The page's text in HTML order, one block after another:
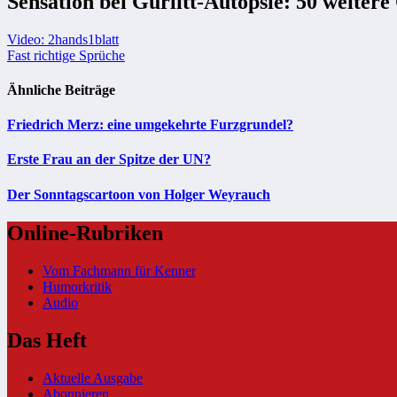
Beitragsnavigation
Video: 2hands1blatt
Fast richtige Sprüche
Ähnliche Beiträge
Friedrich Merz: eine umgekehrte Furzgrundel?
Erste Frau an der Spitze der UN?
Der Sonntagscartoon von Holger Weyrauch
Online-Rubriken
Vom Fachmann für Kenner
Humorkritik
Audio
Das Heft
Aktuelle Ausgabe
Abonnieren